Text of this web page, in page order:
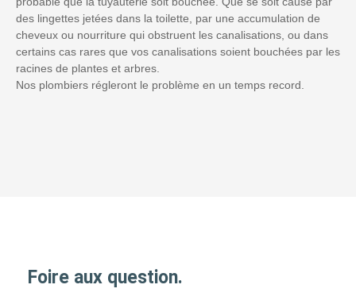
des lingettes jetées dans la toilette, par une accumulation de
cheveux ou nourriture qui obstruent les canalisations, ou dans
certains cas rares que vos canalisations soient bouchées par les
racines de plantes et arbres.
Nos plombiers régleront le problème en un temps record.
Foire aux question.